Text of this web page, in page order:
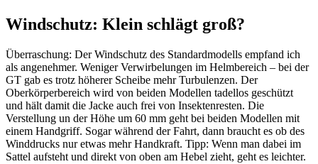
Windschutz: Klein schlägt groß?
Überraschung: Der Windschutz des Standardmodells empfand ich
als angenehmer. Weniger Verwirbelungen im Helmbereich – bei der
GT gab es trotz höherer Scheibe mehr Turbulenzen. Der
Oberkörperbereich wird von beiden Modellen tadellos geschützt
und hält damit die Jacke auch frei von Insektenresten. Die
Verstellung un der Höhe um 60 mm geht bei beiden Modellen mit
einem Handgriff. Sogar während der Fahrt, dann braucht es ob des
Winddrucks nur etwas mehr Handkraft. Tipp: Wenn man dabei im
Sattel aufsteht und direkt von oben am Hebel zieht, geht es leichter.